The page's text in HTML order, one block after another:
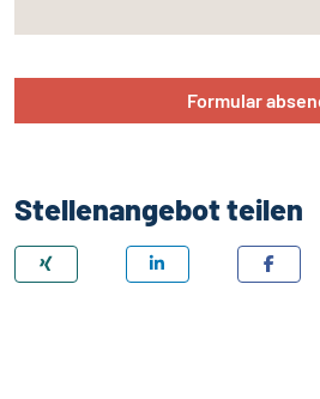
Formular
Stellenangebot teilen